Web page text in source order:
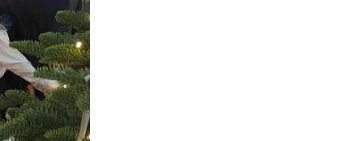
Незаконное строительство
Информация финансового
органа
Бесплатная юридическая помощь